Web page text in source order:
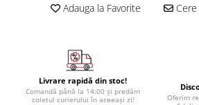
Termostate
Motoare si variatoare
Motoare
Variatoare turatie motoare
Adauga la Favorite Cere
Livrare rapidă din stoc!
Comandă până la 14:00 și predăm
coletul curierului în aceeași zi!
Oferim